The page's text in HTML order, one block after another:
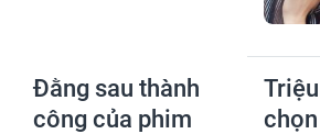
Đằng sau thành
công của phim